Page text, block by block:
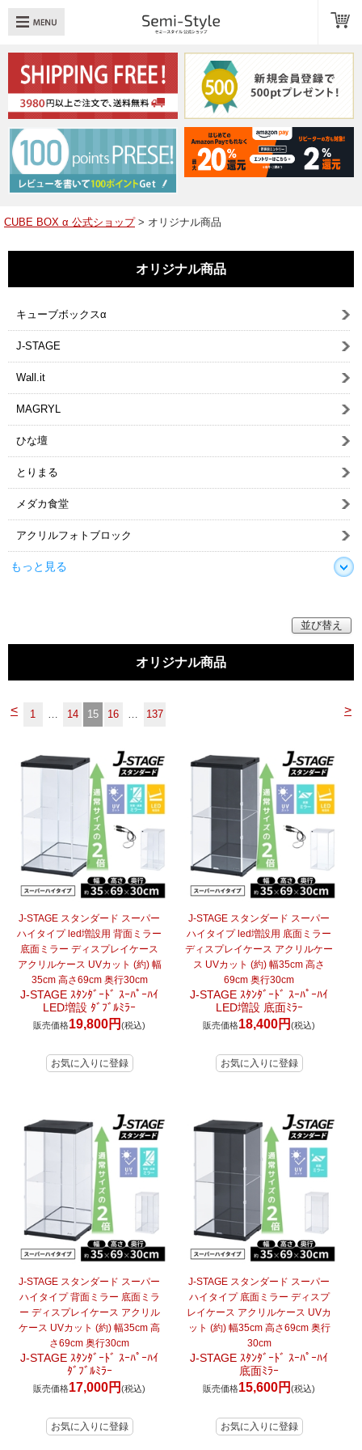
：透明扉 引き出し LED
へ戻る
品一覧
料・お支払いについて
ページ/会員登録
情報保護方針
定商取引法に基づく表記
社概要
問い合わせ
CUBE BOX α 公式ショップ> オリジナル商品
オリジナル商品
キューブボックスα
J-STAGE
Wall.it
MAGRYL
ひな壇
とりまる
メダカ食堂
アクリルフォトブロック
もっと見る
並び替え
オリジナル商品
< >
1 … 14 15 16 … 137
J-STAGE スタンダード スーパー
ハイタイプ led増設用 背面ミラー
底面ミラー ディスプレイケース
アクリルケース UVカット (約) 幅
35cm 高さ69cm 奥行30cm
J-STAGE ｽﾀﾝﾀﾞｰﾄﾞ ｽｰﾊﾟｰﾊｲ
LED増設 ﾀﾞﾌﾞﾙﾐﾗｰ
販売価格19,800円(税込)
J-STAGE スタンダード スーパー
ハイタイプ led増設用 底面ミラー
ディスプレイケース アクリルケー
ス UVカット (約) 幅35cm 高さ
69cm 奥行30cm
J-STAGE ｽﾀﾝﾀﾞｰﾄﾞ ｽｰﾊﾟｰﾊｲ
LED増設 底面ﾐﾗｰ
販売価格18,400円(税込)
J-STAGE スタンダード スーパー
ハイタイプ 背面ミラー 底面ミラ
ー ディスプレイケース アクリル
ケース UVカット (約) 幅35cm 高
さ69cm 奥行30cm
J-STAGE ｽﾀﾝﾀﾞｰﾄﾞ ｽｰﾊﾟｰﾊｲ
ﾀﾞﾌﾞﾙﾐﾗｰ
販売価格17,000円(税込)
J-STAGE スタンダード スーパー
ハイタイプ 底面ミラー ディスプ
レイケース アクリルケース UVカ
ット (約) 幅35cm 高さ69cm 奥行
30cm
J-STAGE ｽﾀﾝﾀﾞｰﾄﾞ ｽｰﾊﾟｰﾊｲ
底面ﾐﾗｰ
販売価格15,600円(税込)